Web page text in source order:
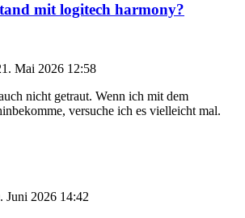
mit logitech harmony?
Mai 2026 12:58
nicht getraut. Wenn ich mit dem
versuche ich es vielleicht mal.
Juni 2026 14:42